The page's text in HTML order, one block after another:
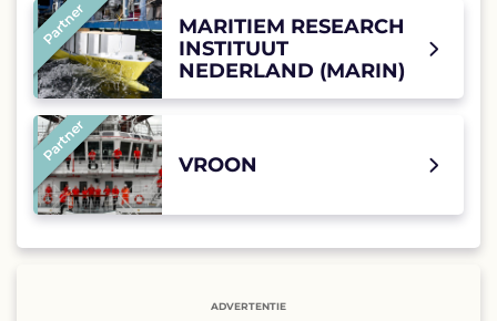
Partner
MARITIEM RESEARCH
INSTITUUT
NEDERLAND (MARIN)
Partner
VROON
ADVERTENTIE